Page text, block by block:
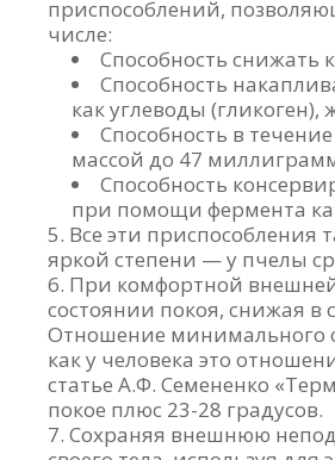
приспособлений,
числе:
Способность снижать
Способность
как углеводы (гликоген),
Способность в
массой до 47
Способность
при помощи фермента
Все эти приспособления
яркой степени — у пчелы
При комфортной
состоянии покоя, снижая
Отношение минимального
как у человека это
статье А.Ф. Семененко
покое плюс 23-28 градусов.
Сохраняя внешнюю